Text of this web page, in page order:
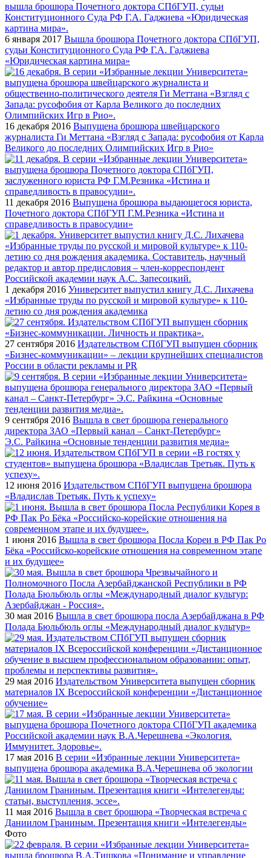
6 января 2017 Вышла брошюра Почетного доктора СПбГУП,
судьи Конституционного Суда РФ Г.А. Гаджиева
«Юридическая картина мира»
16 декабря 2016 Выпущена брошюра швейцарского
журналиста Ги Меттана «Взгляд с Запада: русофобия от Карла
Великого до последних Олимпийских Игр в Рио»
11 декабря 2016 Выпущена брошюра выдающегося юриста,
Почетного доктора СПбГУП Г.М.Резника «Истина и
справедливость в правосудии»
1 декабря 2016 Университет выпустил книгу Д.С. Лихачева
«Избранные труды по русской и мировой культуре» к 110-
летию со дня рождения академика
27 сентября 2016 Издательством СПбГУП выпущен сборник
«Бизнес-коммуникации» – лекции крупнейших специалистов
России в области рекламы и PR
9 сентября 2016 Вышла в свет брошюра генерального
директора ЗАО «Первый канал – Санкт-Петербург»
Э.С. Райкина «Основные тенденции развития медиа»
12 июня 2016 Издательством СПбГУП выпущена брошюра
«Владислав Третьяк. Путь к успеху»
1 июня 2016 Вышла в свет брошюра Посла Кореи в РФ Пак Ро
Бёка «Российско-корейские отношения на современном этапе
и их будущее»
30 мая 2016 Вышла в свет брошюра посла Азербайджана в РФ
Полада Бюльбюль оглы «Международный диалог культур»
29 мая 2016 Издательством Университета выпущен сборник
материалов IX Всероссийской конференции «Дистанционное
обучение»
17 мая 2016 В серии «Избранные лекции Университета»
выпущена брошюра академика В.А.Черешнева об экологии
11 мая 2016 Вышла в свет брошюра «Творческая встреча с
Даниилом Граниным. Презентация книги «Интелегенды»
Фото